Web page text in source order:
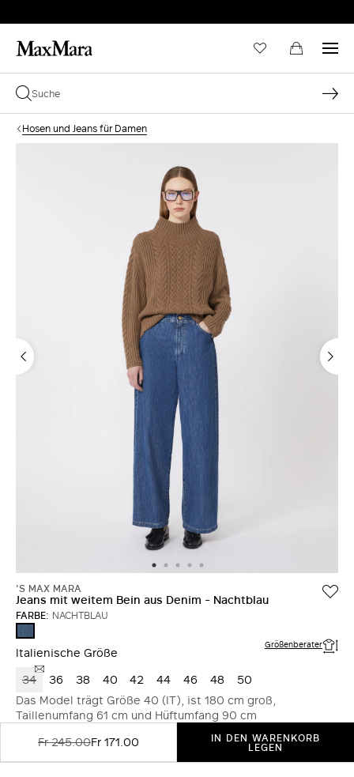
Hosen und Jeans für Damen
'S MAX MARA
Jeans mit weitem Bein aus Denim - Nachtblau
FARBE: NACHTBLAU
Italienische Größe Größenberater
34 36 38 40 42 44 46 48
50
Das Model trägt Größe 40 (IT), ist 180 cm groß,
Taillenumfang 61 cm und Hüftumfang 90 cm
Fr 245.00Fr 171.00 IN DEN WARENKORB
LEGEN